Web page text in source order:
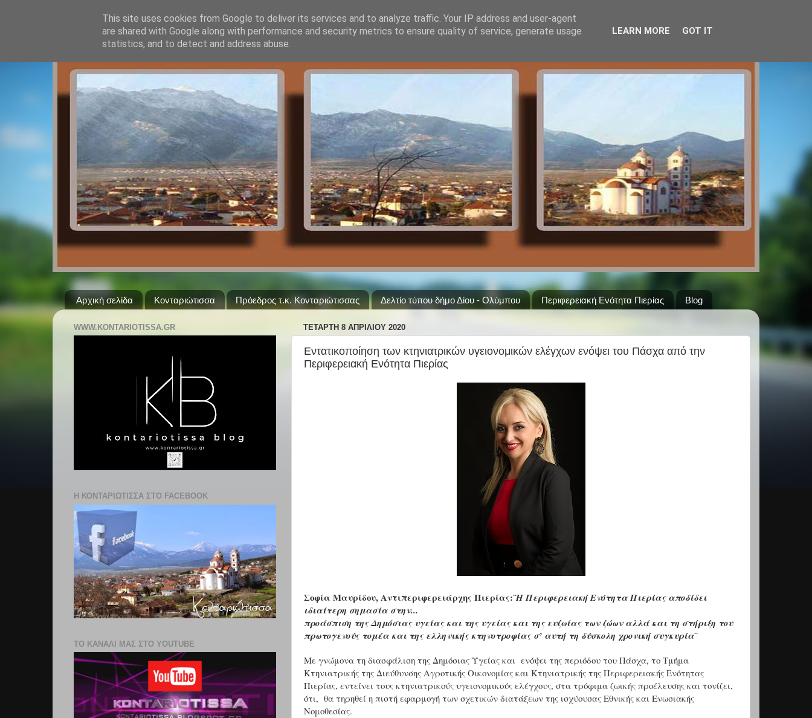
Αρχική σελίδα Κονταριώτισσα Πρόεδρος τ.κ. Κονταριώτισσας Δελτίο τύπου δήμο Δίου - Ολύμπου Περιφερειακή Ενότητα Πιερίας Blog
ΤΕΤΆΡΤΗ 8 ΑΠΡΙΛΊΟΥ 2020
Εντατικοποίηση των κτηνιατρικών υγειονομικών ελέγχων ενόψει του Πάσχα από την
Περιφερειακή Ενότητα Πιερίας
Σοφία Μαυρίδου, Αντιπεριφερειάρχης Πιερίας:¨Η Περιφερειακή Ενότητα Πιερίας αποδίδει
ιδιαίτερη σημασία στην...
προάσπιση της Δημόσιας υγείας και της υγείας και της ευζωίας των ζώων αλλά και τη στήριξη του
πρωτογενούς τομέα και της ελληνικής κτηνοτροφίας σ’ αυτή τη δύσκολη χρονική συγκυρία¨
Με γνώμονα τη διασφάλιση της Δημόσιας Υγείας και ενόψει της περιόδου του Πάσχα, το Τμήμα
Κτηνιατρικής της Διεύθυνσης Αγροτικής Οικονομίας και Κτηνιατρικής της Περιφερειακής Ενότητας
Πιερίας, εντείνει τους κτηνιατρικούς υγειονομικούς ελέγχους, στα τρόφιμα ζωικής προέλευσης και τονίζει,
ότι, θα τηρηθεί η πιστή εφαρμογή των σχετικών διατάξεων της ισχύουσας Εθνικής και Ενωσιακής
Νομοθεσίας.
WWW.KONTARIOTISSA.GR
Η ΚΟΝΤΑΡΙΩΤΙΣΣΑ ΣΤΟ FACEBOOK
ΤΟ ΚΑΝΑΛΙ ΜΑΣ ΣΤΟ YOUTUBE
This site uses cookies from Google to deliver its services and to analyze traffic. Your IP address and user-agent
are shared with Google along with performance and security metrics to ensure quality of service, generate usage
statistics, and to detect and address abuse.
LEARN MORE GOT IT